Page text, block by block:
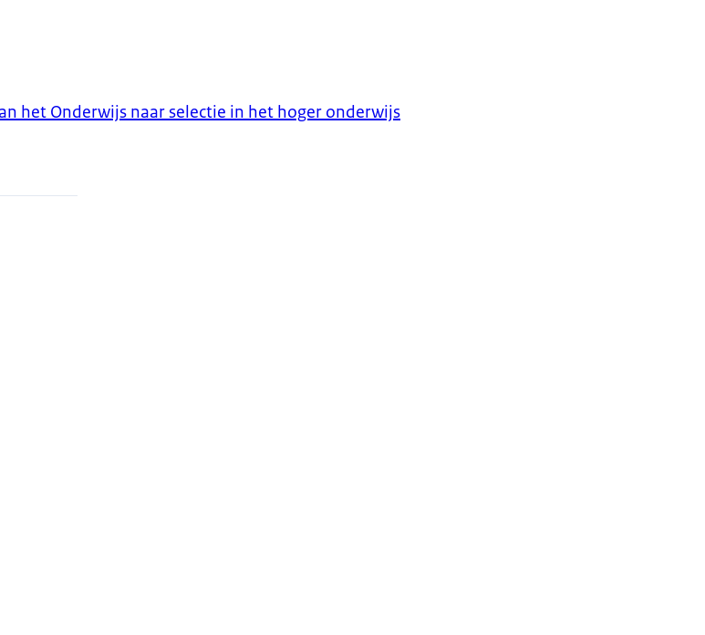
het Onderwijs naar selectie in het hoger onderwijs